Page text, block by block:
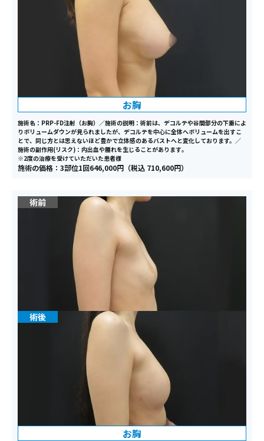
お胸
施術名：PRP-FD注射（お胸）／施術の説明：術前は、デコルテや谷間部分の下垂によ
りボリュームダウンが見られましたが、デコルテを中心に全体へボリュームを出すこ
とで、同じ方とは思えないほど豊かで立体感のあるバストへと変化しております。／
施術の副作用(リスク)：内出血や腫れを生じることがあります｡
※2度の治療を受けていただいた患者様
施術の価格：3部位1回646,000円（税込 710,600円）
お胸